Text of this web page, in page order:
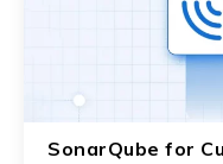
SonarQube for